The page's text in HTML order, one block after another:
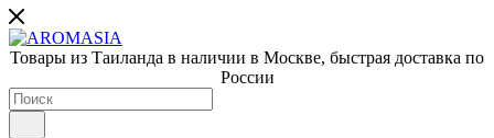
Товары из Таиланда в наличии в Москве, быстрая доставка по
России